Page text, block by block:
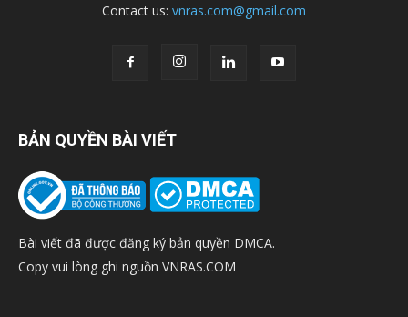
Contact us: vnras.com@gmail.com
BẢN QUYỀN BÀI VIẾT
Bài viết đã được đăng ký bản quyền DMCA.
Copy vui lòng ghi nguồn VNRAS.COM